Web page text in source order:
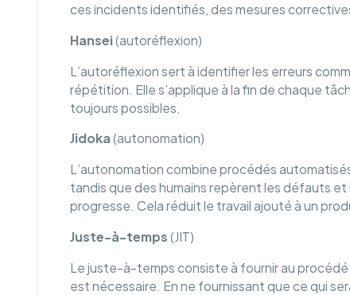
ces incidents identifiés, des mesures
Hansei (autoréflexion)
L’autoréflexion sert à identifier les erreurs
répétition. Elle s’applique à la fin de chaque
toujours possibles.
Jidoka (autonomation)
L’autonomation combine procédés
tandis que des humains repèrent les défauts
progresse. Cela réduit le travail ajouté à un
Juste-à-temps (JIT)
Le juste-à-temps consiste à fournir au
est nécessaire. En ne fournissant que ce qui